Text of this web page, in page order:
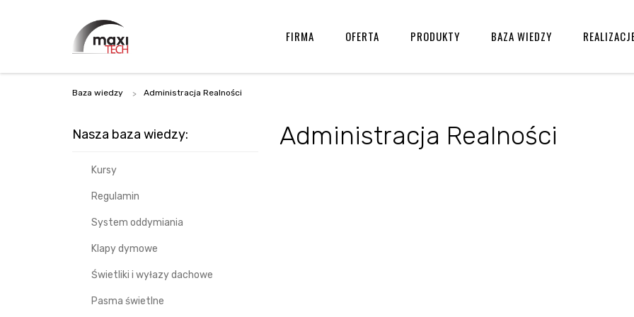
FIRMA OFERTA PRODUKTY BAZA WIEDZY
Baza wiedzy Administracja Realności
Nasza baza wiedzy:
Kursy
Regulamin
System oddymiania
Klapy dymowe
Świetliki i wyłazy dachowe
Pasma świetlne
Administracja Realności